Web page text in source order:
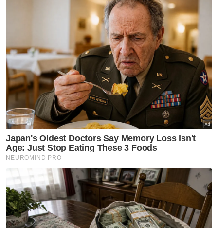
Artikel Disyorkan
GLOBAL
Bertengkar isu laluan basikal,
empat remaja baling bebola
GLOBAL
Gelaran diraja Pengiran
Raabi'atul Adawiyyah ditarik
balik berkuat kuasa serta-
merta